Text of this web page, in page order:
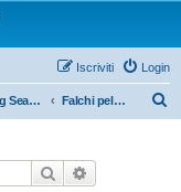
Login
Iscriviti
Breeding Season 2011 Falchi pellegrini a Bologna
Cerca